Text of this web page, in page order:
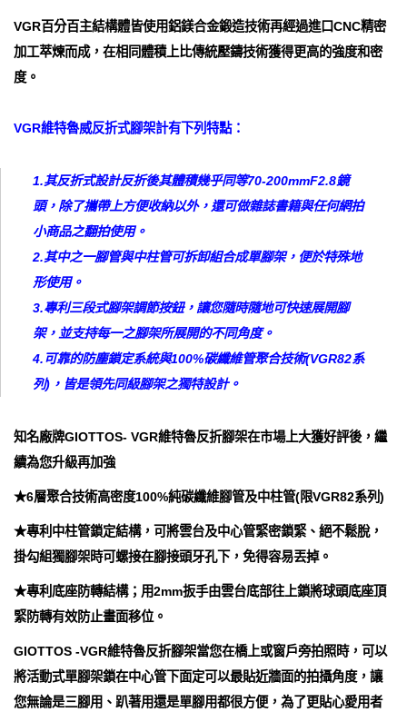
VGR百分百主結構體皆使用鋁鎂合金鍛造技術再經過進口CNC精密
加工萃煉而成，在相同體積上比傳統壓鑄技術獲得更高的強度和密
度。
VGR維特魯威反折式腳架計有下列特點：
1.其反折式設計反折後其體積幾乎同等70-200mmF2.8鏡
頭，除了攜帶上方便收納以外，還可做雜誌書籍與任何網拍
小商品之翻拍使用。
2.其中之一腳管與中柱管可拆卸組合成單腳架，便於特殊地
形使用。
3.專利三段式腳架調節按鈕，讓您隨時隨地可快速展開腳
架，並支持每一之腳架所展開的不同角度。
4.可靠的防塵鎖定系統與100%碳纖維管聚合技術(VGR82系
列)，皆是領先同級腳架之獨特設計。
知名廠牌GIOTTOS- VGR維特魯反折腳架在市場上大獲好評後，繼
續為您升級再加強
★6層聚合技術高密度100%純碳纖維腳管及中柱管(限VGR82系列)
★專利中柱管鎖定結構，可將雲台及中心管緊密鎖緊、絕不鬆脫，
掛勾組獨腳架時可螺接在腳接頭牙孔下，免得容易丟掉。
★專利底座防轉結構；用2mm扳手由雲台底部往上鎖將球頭底座頂
緊防轉有效防止畫面移位。
GIOTTOS -VGR維特魯反折腳架當您在橋上或窗戶旁拍照時，可以
將活動式單腳架鎖在中心管下面定可以最貼近牆面的拍攝角度，讓
您無論是三腳用、趴著用還是單腳用都很方便，為了更貼心愛用者